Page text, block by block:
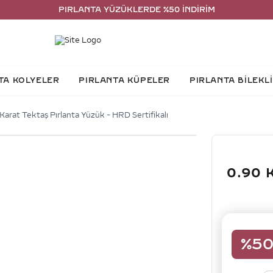
PIRLANTA YÜZÜKLERDE %50 İNDİRİM
KOLYELER PIRLANTA KÜPELER PIRLANTA
Tektaş Pırlanta Yüzük - HRD Sertifikalı
0.90
%